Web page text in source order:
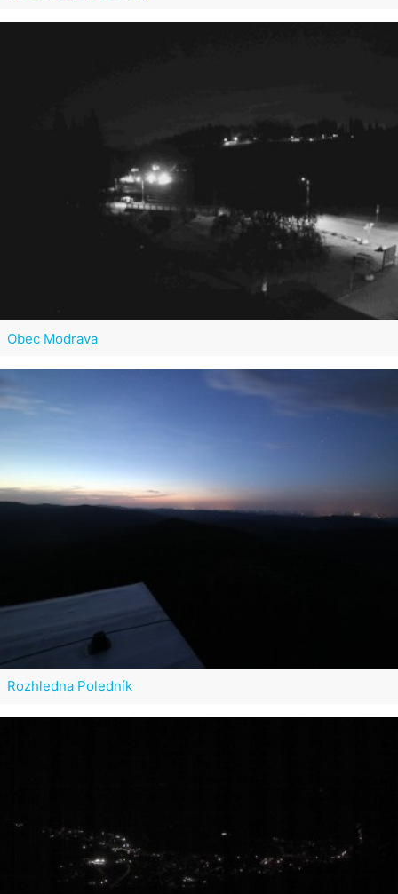
Obec Modrava
Rozhledna Poledník